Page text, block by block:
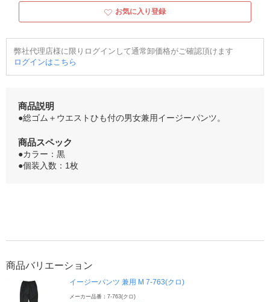
お気に入り登録
弊社代理店様に限りログインして通常卸価格がご確認頂けます
ログインはこちら
商品説明
●総ゴム＋ウエストひも付の男女兼用イージーパンツ。
商品スペック
●カラー：黒
●個装入数：1枚
商品バリエーション
イージーパンツ 兼用 M 7-763(クロ)
メーカー品番：7-763(クロ)